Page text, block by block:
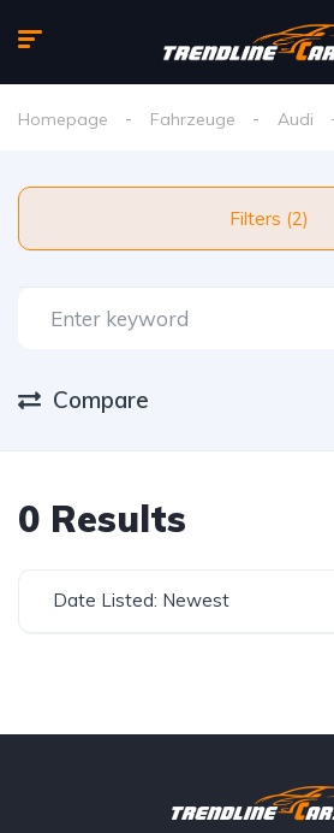
Homepage Fahrzeuge Audi
Filters (2)
Compare
0 Results
Date Listed: Newest